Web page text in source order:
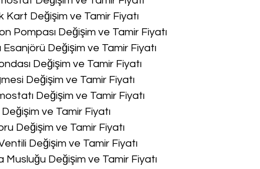
Kart Değişim ve Tamir Fiyatı
Pompası Değişim ve Tamir Fiyatı
Değişim ve Tamir Fiyatı
Değişim ve Tamir Fiyatı
Değişim ve Tamir Fiyatı
Değişim ve Tamir Fiyatı
ve Tamir Fiyatı
Değişim ve Tamir Fiyatı
Değişim ve Tamir Fiyatı
Musluğu Değişim ve Tamir Fiyatı